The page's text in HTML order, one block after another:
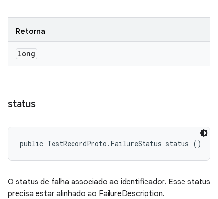
Retorna
long
status
public TestRecordProto.FailureStatus status ()
O status de falha associado ao identificador. Esse status
precisa estar alinhado ao FailureDescription.